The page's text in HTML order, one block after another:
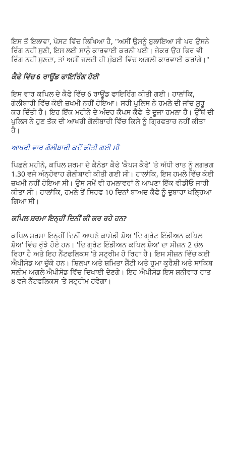
ਇਸ ਤੋਂ ਇਲਾਵਾ, ਪੋਸਟ ਵਿੱਚ ਲਿਖਿਆ ਹੈ, "ਅਸੀਂ ਉਸਨੂੰ ਬੁਲਾਇਆ ਸੀ ਪਰ ਉਸਨੇ
ਰਿੰਗ ਨਹੀਂ ਸੁਣੀ, ਇਸ ਲਈ ਸਾਨੂੰ ਕਾਰਵਾਈ ਕਰਨੀ ਪਈ। ਜੇਕਰ ਉਹ ਫਿਰ ਵੀ
ਰਿੰਗ ਨਹੀਂ ਸੁਣਦਾ, ਤਾਂ ਅਸੀਂ ਜਲਦੀ ਹੀ ਮੁੰਬਈ ਵਿੱਚ ਅਗਲੀ ਕਾਰਵਾਈ ਕਰਾਂਗੇ।"
ਕੈਫੇ ਵਿੱਚ 6 ਰਾਊਂਡ ਫਾਇਰਿੰਗ ਹੋਈ
ਇਸ ਵਾਰ ਕਪਿਲ ਦੇ ਕੈਫੇ ਵਿੱਚ 6 ਰਾਊਂਡ ਫਾਇਰਿੰਗ ਕੀਤੀ ਗਈ। ਹਾਲਾਂਕਿ,
ਗੋਲੀਬਾਰੀ ਵਿੱਚ ਕੋਈ ਜ਼ਖਮੀ ਨਹੀਂ ਹੋਇਆ। ਸਰੀ ਪੁਲਿਸ ਨੇ ਹਮਲੇ ਦੀ ਜਾਂਚ ਸ਼ੁਰੂ
ਕਰ ਦਿੱਤੀ ਹੈ। ਇਹ ਇੱਕ ਮਹੀਨੇ ਦੇ ਅੰਦਰ ਕੈਪਸ ਕੈਫੇ 'ਤੇ ਦੂਜਾ ਹਮਲਾ ਹੈ। ਉੱਥੋਂ ਦੀ
ਪੁਲਿਸ ਨੇ ਹੁਣ ਤੱਕ ਦੀ ਆਖਰੀ ਗੋਲੀਬਾਰੀ ਵਿੱਚ ਕਿਸੇ ਨੂੰ ਗ੍ਰਿਫਤਾਰ ਨਹੀਂ ਕੀਤਾ
ਹੈ।
ਆਖਰੀ ਵਾਰ ਗੋਲੀਬਾਰੀ ਕਦੋਂ ਕੀਤੀ ਗਈ ਸੀ
ਪਿਛਲੇ ਮਹੀਨੇ, ਕਪਿਲ ਸ਼ਰਮਾ ਦੇ ਕੈਨੇਡਾ ਕੈਫੇ 'ਕੈਪਸ ਕੈਫੇ' 'ਤੇ ਅੱਧੀ ਰਾਤ ਨੂੰ ਲਗਭਗ
1.30 ਵਜੇ ਅੰਨ੍ਹੇਵਾਹ ਗੋਲੀਬਾਰੀ ਕੀਤੀ ਗਈ ਸੀ। ਹਾਲਾਂਕਿ, ਇਸ ਹਮਲੇ ਵਿੱਚ ਕੋਈ
ਜ਼ਖਮੀ ਨਹੀਂ ਹੋਇਆ ਸੀ। ਉਸ ਸਮੇਂ ਵੀ ਹਮਲਾਵਰਾਂ ਨੇ ਆਪਣਾ ਇੱਕ ਵੀਡੀਓ ਜਾਰੀ
ਕੀਤਾ ਸੀ। ਹਾਲਾਂਕਿ, ਹਮਲੇ ਤੋਂ ਸਿਰਫ 10 ਦਿਨਾਂ ਬਾਅਦ ਕੈਫੇ ਨੂੰ ਦੁਬਾਰਾ ਖੋਲ੍ਹਿਆ
ਗਿਆ ਸੀ।
ਕਪਿਲ ਸ਼ਰਮਾ ਇਨ੍ਹੀਂ ਦਿਨੀਂ ਕੀ ਕਰ ਰਹੇ ਹਨ?
ਕਪਿਲ ਸ਼ਰਮਾ ਇਨ੍ਹੀਂ ਦਿਨੀਂ ਆਪਣੇ ਕਾਮੇਡੀ ਸ਼ੋਅ 'ਦਿ ਗ੍ਰੇਟ ਇੰਡੀਅਨ ਕਪਿਲ
ਸ਼ੋਅ' ਵਿੱਚ ਰੁੱਝੇ ਹੋਏ ਹਨ। 'ਦਿ ਗ੍ਰੇਟ ਇੰਡੀਅਨ ਕਪਿਲ ਸ਼ੋਅ' ਦਾ ਸੀਜ਼ਨ 2 ਚੱਲ
ਰਿਹਾ ਹੈ ਅਤੇ ਇਹ ਨੈੱਟਫਲਿਕਸ 'ਤੇ ਸਟ੍ਰੀਮ ਹੋ ਰਿਹਾ ਹੈ। ਇਸ ਸੀਜ਼ਨ ਵਿੱਚ ਕਈ
ਐਪੀਸੋਡ ਆ ਚੁੱਕੇ ਹਨ। ਸ਼ਿਲਪਾ ਅਤੇ ਸ਼ਮਿਤਾ ਸ਼ੈੱਟੀ ਅਤੇ ਹੁਮਾ ਕੁਰੈਸ਼ੀ ਅਤੇ ਸਾਕਿਬ
ਸਲੀਮ ਅਗਲੇ ਐਪੀਸੋਡ ਵਿੱਚ ਦਿਖਾਈ ਦੇਣਗੇ। ਇਹ ਐਪੀਸੋਡ ਇਸ ਸ਼ਨੀਵਾਰ ਰਾਤ
8 ਵਜੇ ਨੈੱਟਫਲਿਕਸ 'ਤੇ ਸਟ੍ਰੀਮ ਹੋਵੇਗਾ।